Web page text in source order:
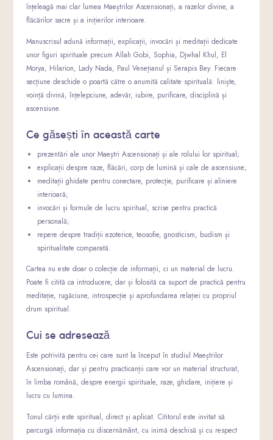
înțeleagă mai clar lumea Maeștrilor Ascensionați, a razelor divine, a
flăcărilor sacre și a inițierilor interioare.
Manuscrisul adună informații, explicații, invocări și meditații dedicate
unor figuri spirituale precum Allah Gobi, Sophia, Djwhal Khul, El
Morya, Hilarion, Lady Nada, Paul Venețianul și Serapis Bey. Fiecare
secțiune deschide o poartă către o anumită calitate spirituală: liniște,
voință divină, înțelepciune, adevăr, iubire, purificare, disciplină și
ascensiune.
Ce găsești în această carte
prezentări ale unor Maeștri Ascensionați și ale rolului lor spiritual;
explicații despre raze, flăcări, corp de lumină și cale de ascensiune;
meditații ghidate pentru conectare, protecție, purificare și aliniere
interioară;
invocări și formule de lucru spiritual, scrise pentru practică
personală;
repere despre tradiții ezoterice, teosofie, gnosticism, budism și
spiritualitate comparată.
Cartea nu este doar o colecție de informații, ci un material de lucru.
Poate fi citită ca introducere, dar și folosită ca suport de practică pentru
meditație, rugăciune, introspecție și aprofundarea relației cu propriul
drum spiritual.
Cui se adresează
Este potrivită pentru cei care sunt la început în studiul Maeștrilor
Ascensionați, dar și pentru practicanții care vor un material structurat,
în limba română, despre energii spirituale, raze, ghidare, inițiere și
lucru cu lumina.
Tonul cărții este spiritual, direct și aplicat. Cititorul este invitat să
parcurgă informația cu discernământ, cu inimă deschisă și cu respect